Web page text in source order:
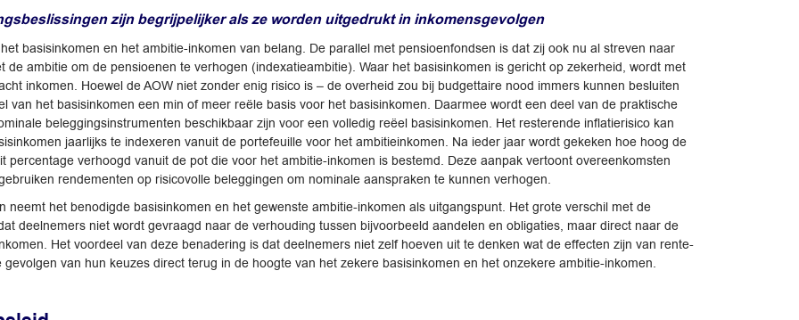
zijn begrijpelijker als ze worden uitgedrukt in inkomensgevolgen
basisinkomen en het ambitie-inkomen van belang. De parallel met pensioenfondsen is dat zij ook nu al streven naar
ambitie om de pensioenen te verhogen (indexatieambitie). Waar het basisinkomen is gericht op zekerheid, wordt met
inkomen. Hoewel de AOW niet zonder enig risico is – de overheid zou bij budgettaire nood immers kunnen besluiten
van het basisinkomen een min of meer reële basis voor het basisinkomen. Daarmee wordt een deel van de praktische
beleggingsinstrumenten beschikbaar zijn voor een volledig reëel basisinkomen. Het resterende inflatierisico kan
jaarlijks te indexeren vanuit de portefeuille voor het ambitieinkomen. Na ieder jaar wordt gekeken hoe hoog de
percentage verhoogd vanuit de pot die voor het ambitie-inkomen is bestemd. Deze aanpak vertoont overeenkomsten
rendementen op risicovolle beleggingen om nominale aanspraken te kunnen verhogen.
het benodigde basisinkomen en het gewenste ambitie-inkomen als uitgangspunt. Het grote verschil met de
deelnemers niet wordt gevraagd naar de verhouding tussen bijvoorbeeld aandelen en obligaties, maar direct naar de
Het voordeel van deze benadering is dat deelnemers niet zelf hoeven uit te denken wat de effecten zijn van rente-
van hun keuzes direct terug in de hoogte van het zekere basisinkomen en het onzekere ambitie-inkomen.